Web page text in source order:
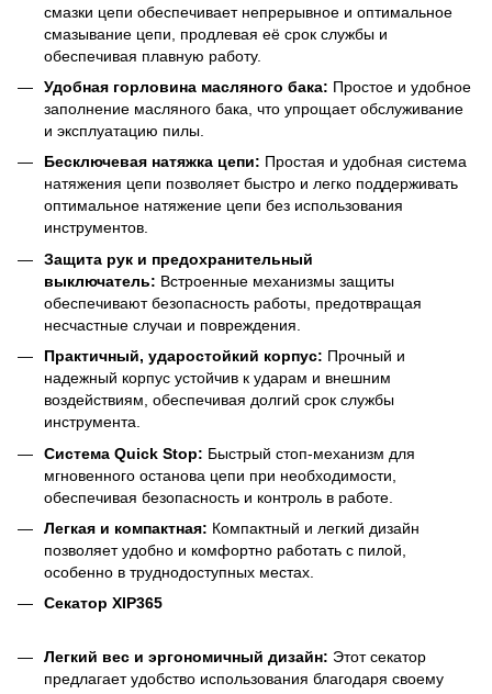
смазки цепи обеспечивает непрерывное и оптимальное
смазывание цепи, продлевая её срок службы и
обеспечивая плавную работу.
Удобная горловина масляного бака: Простое и удобное
заполнение масляного бака, что упрощает обслуживание
и эксплуатацию пилы.
Бесключевая натяжка цепи: Простая и удобная система
натяжения цепи позволяет быстро и легко поддерживать
оптимальное натяжение цепи без использования
инструментов.
Защита рук и предохранительный
выключатель: Встроенные механизмы защиты
обеспечивают безопасность работы, предотвращая
несчастные случаи и повреждения.
Практичный, ударостойкий корпус: Прочный и
надежный корпус устойчив к ударам и внешним
воздействиям, обеспечивая долгий срок службы
инструмента.
Система Quick Stop: Быстрый стоп-механизм для
мгновенного останова цепи при необходимости,
обеспечивая безопасность и контроль в работе.
Легкая и компактная: Компактный и легкий дизайн
позволяет удобно и комфортно работать с пилой,
особенно в труднодоступных местах.
Секатор XIP365
Легкий вес и эргономичный дизайн: Этот секатор
предлагает удобство использования благодаря своему